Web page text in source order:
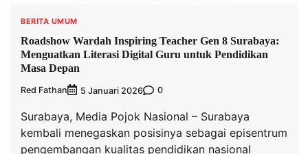
BERITA UMUM
Roadshow Wardah Inspiring Teacher Gen 8 Surabaya:
Menguatkan Literasi Digital Guru untuk Pendidikan
Masa Depan
Red Fathan 5 Januari 2026 0
Surabaya, Media Pojok Nasional – Surabaya
kembali menegaskan posisinya sebagai episentrum
pengembangan kualitas pendidikan nasional